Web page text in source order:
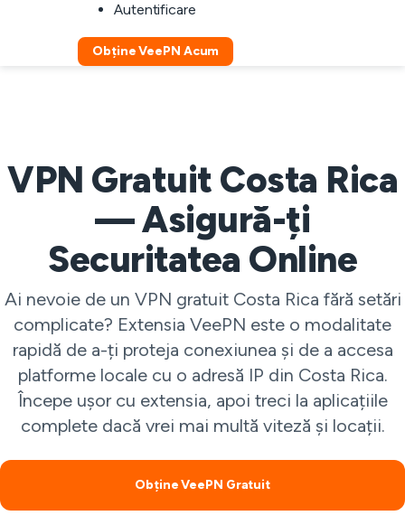
Autentificare
Obține VeePN Acum
VPN Gratuit Costa Rica
— Asigură-ți
Securitatea Online
Ai nevoie de un VPN gratuit Costa Rica fără setări
complicate? Extensia VeePN este o modalitate
rapidă de a-ți proteja conexiunea și de a accesa
platforme locale cu o adresă IP din Costa Rica.
Începe ușor cu extensia, apoi treci la aplicațiile
complete dacă vrei mai multă viteză și locații.
Obține VeePN Gratuit